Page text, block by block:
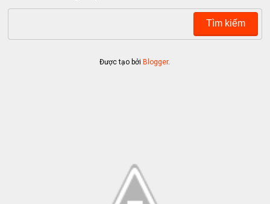
Được tạo bởiBlogger.